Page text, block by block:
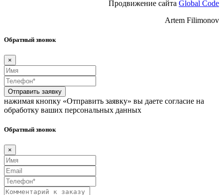
Продвижение сайта Global Code
Artem Filimonov
Обратный звонок
×
Отправить заявку
нажимая кнопку «Отправить заявку» вы даете согласие на
обработку ваших персональных данных
Обратный звонок
×